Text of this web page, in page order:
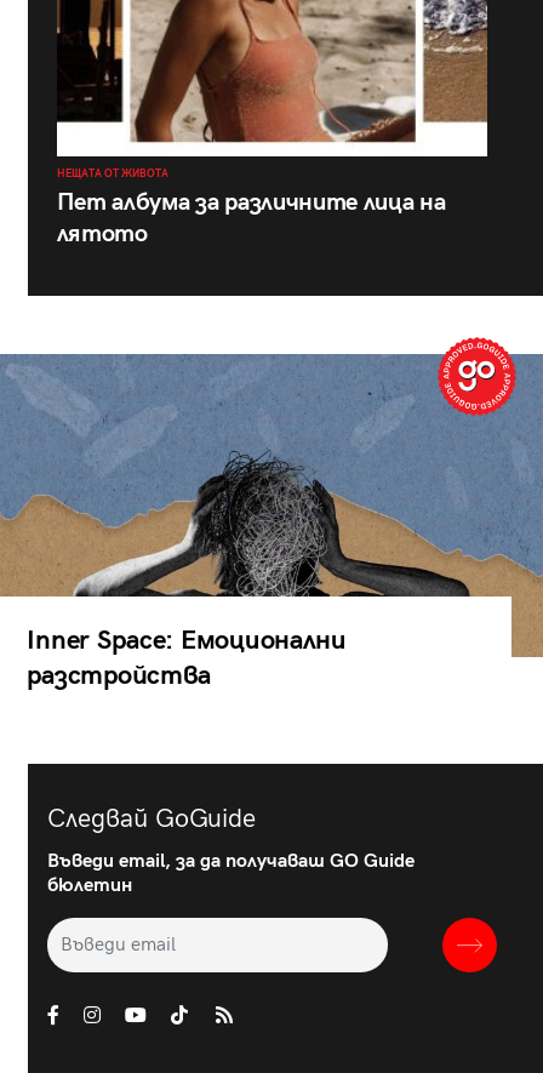
НЕЩАТА ОТ ЖИВОТА
Пет албума за различните лица на
лятото
Inner Space: Емоционални
разстройства
Следвай GoGuide
Въведи email, за да получаваш GO Guide
бюлетин